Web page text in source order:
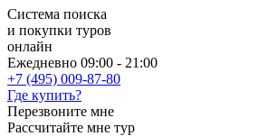
Система поиска
и покупки туров
онлайн
Ежедневно 09:00 - 21:00
+7 (495) 009-87-80
Где купить?
Перезвоните мне
Рассчитайте мне тур